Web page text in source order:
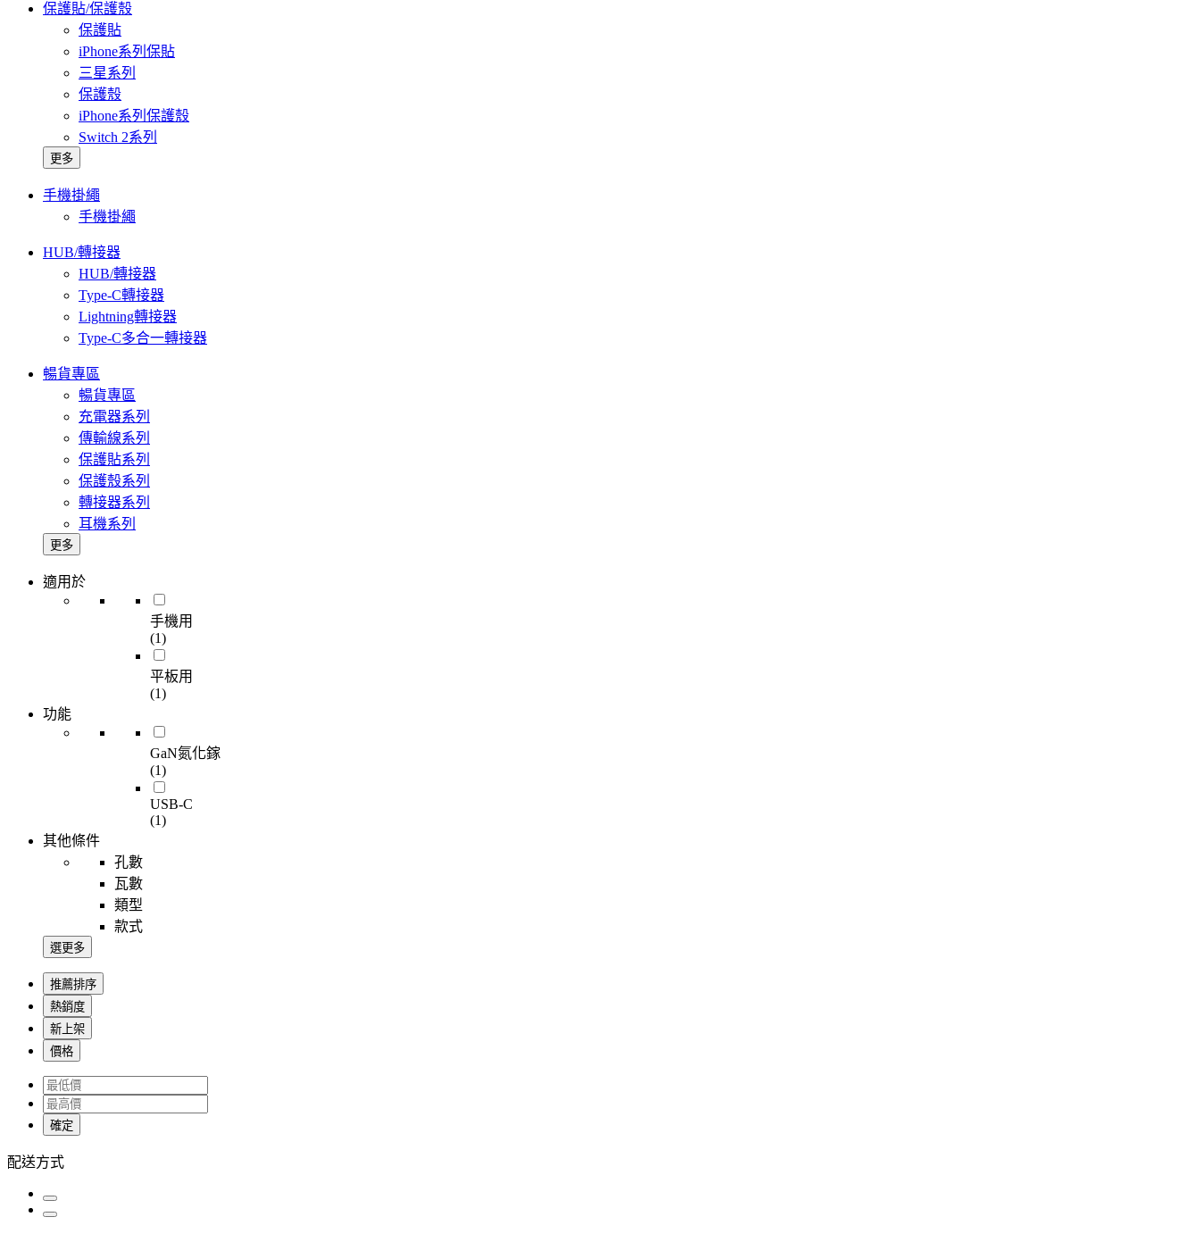
保護貼/保護殼
保護貼
iPhone系列保貼
三星系列
保護殼
iPhone系列保護殼
Switch 2系列
更多
手機掛繩
手機掛繩
HUB/轉接器
HUB/轉接器
Type-C轉接器
Lightning轉接器
Type-C多合一轉接器
暢貨專區
暢貨專區
充電器系列
傳輸線系列
保護貼系列
保護殼系列
轉接器系列
耳機系列
更多
適用於
手機用
(1)
平板用
(1)
功能
GaN氮化鎵
(1)
USB-C
(1)
其他條件
孔數
瓦數
類型
款式
選更多
推薦排序
熱銷度
新上架
價格
確定
配送方式